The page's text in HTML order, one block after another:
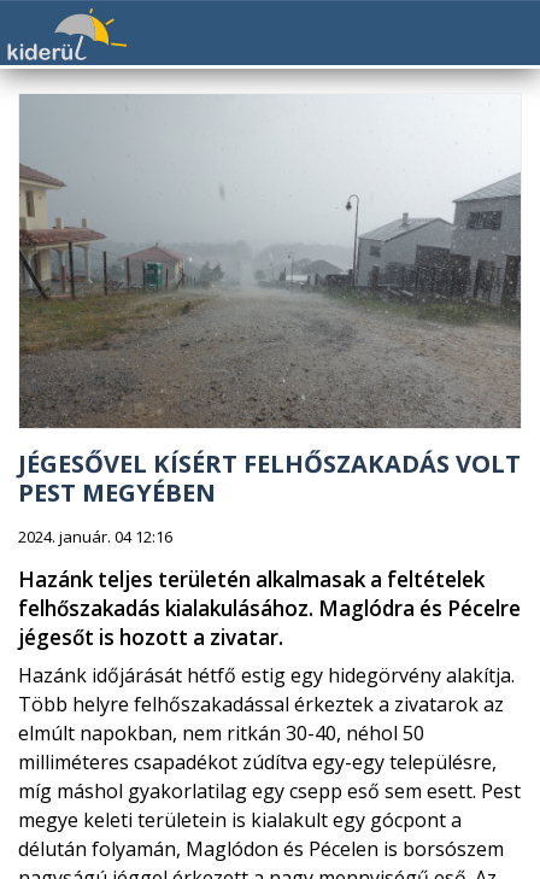
JÉGESŐVEL KÍSÉRT FELHŐSZAKADÁS VOLT
PEST MEGYÉBEN
2024. január. 04 12:16
Hazánk teljes területén alkalmasak a feltételek
felhőszakadás kialakulásához. Maglódra és Pécelre
jégesőt is hozott a zivatar.
Hazánk időjárását hétfő estig egy hidegörvény alakítja.
Több helyre felhőszakadással érkeztek a zivatarok az
elmúlt napokban, nem ritkán 30-40, néhol 50
milliméteres csapadékot zúdítva egy-egy településre,
míg máshol gyakorlatilag egy csepp eső sem esett. Pest
megye keleti területein is kialakult egy gócpont a
délután folyamán, Maglódon és Pécelen is borsószem